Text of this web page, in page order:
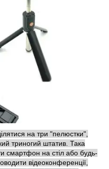
на три "пелюстки",
триногий штатив. Така
смартфон на стіл або будь-
відеоконференції,